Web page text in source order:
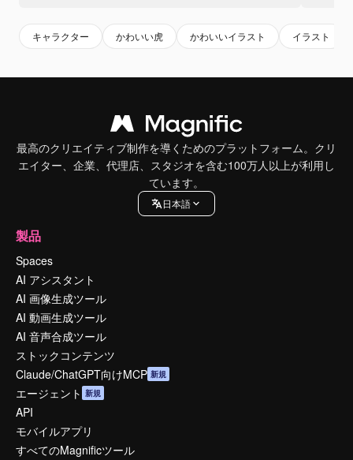
キャラクター かわいい虎 かわいいイラスト イラスト
最高のクリエイティブ制作を導くためのプラットフォーム。クリ
エイター、企業、代理店、スタジオを含む100万人以上が利用し
ています。
日本語
製品
Spaces
AI アシスタント
AI 画像生成ツール
AI 動画生成ツール
AI 音声合成ツール
ストックコンテンツ
Claude/ChatGPT向けMCP 新規
エージェント 新規
API
モバイルアプリ
すべてのMagnificツール